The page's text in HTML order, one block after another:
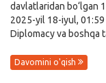
davlatlaridan bo‘lgan
2025-yil 18-iyul, 01:59
Diplomacy va boshqa
Davomini o'qish